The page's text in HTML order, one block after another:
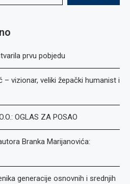
prvu pobjedu
– vizionar, veliki žepački humanist i
OGLAS ZA POSAO
Branka Marijanovića:
generacije osnovnih i srednjih